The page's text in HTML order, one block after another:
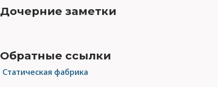
Дочерние заметки
Обратные ссылки
Статическая фабрика